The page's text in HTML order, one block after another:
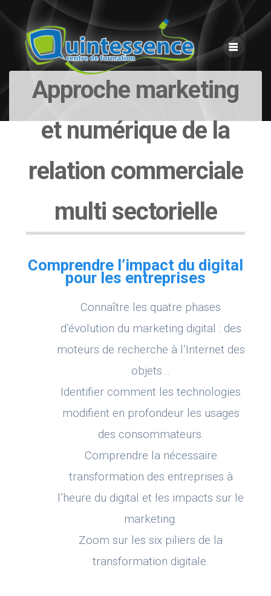
content
Approche marketing
et numérique de la
relation commerciale
multi sectorielle
Comprendre l’impact du digital
pour les entreprises
Connaître les quatre phases
d’évolution du marketing digital : des
moteurs de recherche à l’Internet des
objets…
Identifier comment les technologies
modifient en profondeur les usages
des consommateurs.
Comprendre la nécessaire
transformation des entreprises à
l’heure du digital et les impacts sur le
marketing.
Zoom sur les six piliers de la
transformation digitale.